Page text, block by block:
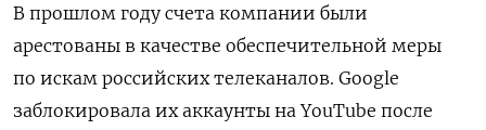
В прошлом году счета компании были
арестованы в качестве обеспечительной меры
по искам российских телеканалов. Google
заблокировала их аккаунты на YouTube после